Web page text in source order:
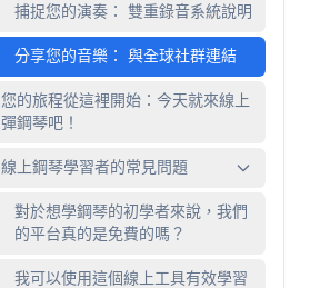
捕捉您的演奏： 雙重錄音系統說明
分享您的音樂： 與全球社群連結
您的旅程從這裡開始：今天就來線上
彈鋼琴吧！
線上鋼琴學習者的常見問題
對於想學鋼琴的初學者來說，我們
的平台真的是免費的嗎？
我可以使用這個線上工具有效學習